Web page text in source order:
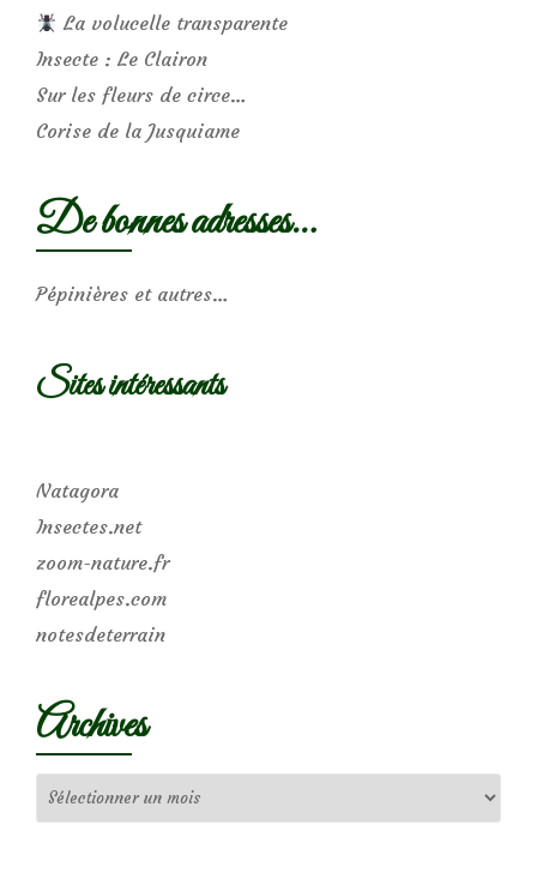
La volucelle transparente
Insecte : Le Clairon
Sur les fleurs de circe…
Corise de la Jusquiame
De bonnes adresses…
Pépinières et autres…
Sites intéressants
Natagora
Insectes.net
zoom-nature.fr
florealpes.com
notesdeterrain
Archives